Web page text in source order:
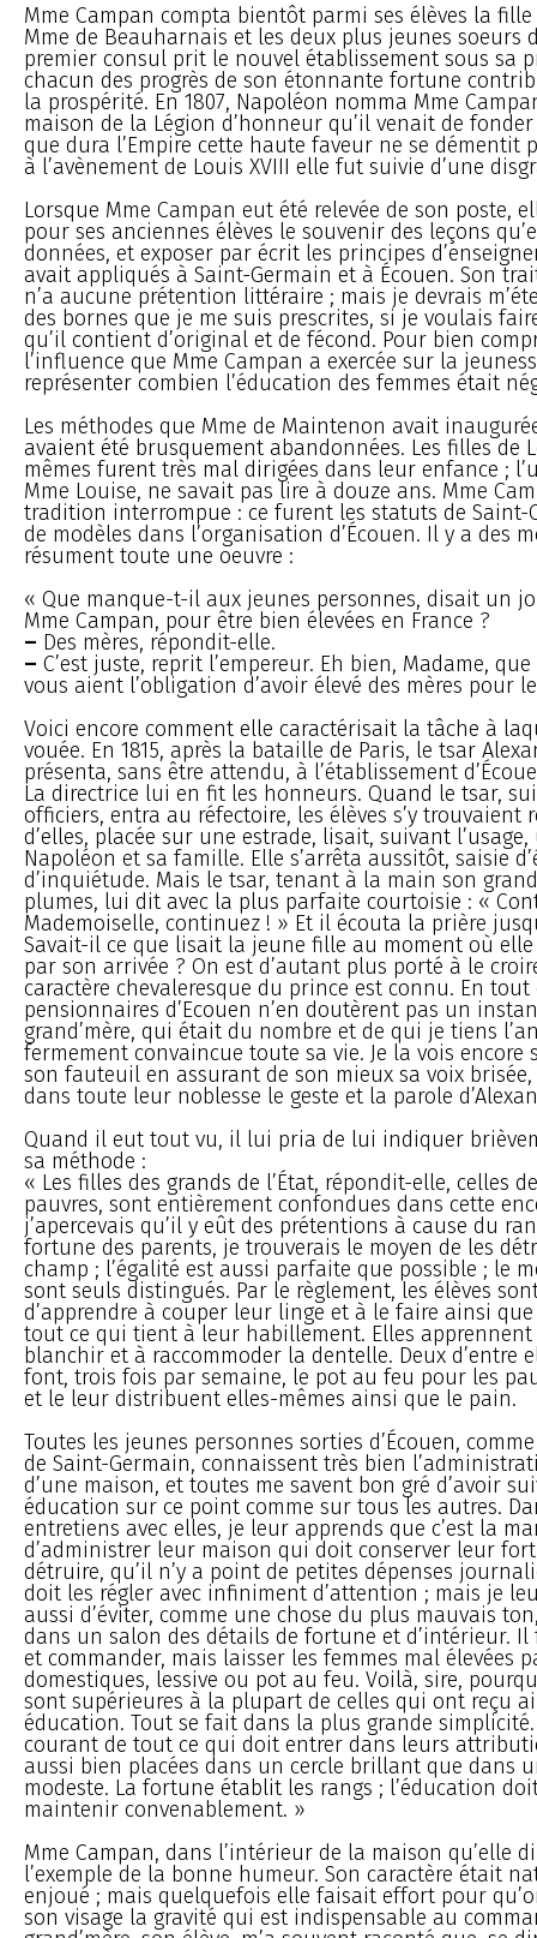
Mme Campan compta bientôt parmi ses élèves la
Mme de Beauharnais et les deux plus jeunes soeurs
premier consul prit le nouvel établissement sous sa
chacun des progrès de son étonnante fortune
la prospérité. En 1807, Napoléon nomma Mme
maison de la Légion d’honneur qu’il venait de
que dura l’Empire cette haute faveur ne se démentit
à l’avènement de Louis XVIII elle fut suivie d’une
Lorsque Mme Campan eut été relevée de son poste,
pour ses anciennes élèves le souvenir des leçons
données, et exposer par écrit les principes
avait appliqués à Saint-Germain et à Écouen. Son
n’a aucune prétention littéraire ; mais je devrais
des bornes que je me suis prescrites, si je voulais
qu’il contient d’original et de fécond. Pour bien
l’influence que Mme Campan a exercée sur la
représenter combien l’éducation des femmes était
Les méthodes que Mme de Maintenon avait
avaient été brusquement abandonnées. Les filles de
mêmes furent très mal dirigées dans leur enfance ;
Mme Louise, ne savait pas lire à douze ans. Mme
tradition interrompue : ce furent les statuts de Saint-
de modèles dans l’organisation d’Écouen. Il y a des
résument toute une oeuvre :
« Que manque-t-il aux jeunes personnes, disait un
Mme Campan, pour être bien élevées en France ?
– Des mères, répondit-elle.
– C’est juste, reprit l’empereur. Eh bien, Madame,
vous aient l’obligation d’avoir élevé des mères pour
Voici encore comment elle caractérisait la tâche à
vouée. En 1815, après la bataille de Paris, le tsar
présenta, sans être attendu, à l’établissement
La directrice lui en fit les honneurs. Quand le tsar,
officiers, entra au réfectoire, les élèves s’y trouvaient
d’elles, placée sur une estrade, lisait, suivant
Napoléon et sa famille. Elle s’arrêta aussitôt, saisie
d’inquiétude. Mais le tsar, tenant à la main son
plumes, lui dit avec la plus parfaite courtoisie : «
Mademoiselle, continuez ! » Et il écouta la prière
Savait-il ce que lisait la jeune fille au moment où
par son arrivée ? On est d’autant plus porté à le
caractère chevaleresque du prince est connu. En tout
pensionnaires d’Ecouen n’en doutèrent pas un
grand’mère, qui était du nombre et de qui je tiens
fermement convaincue toute sa vie. Je la vois encore
son fauteuil en assurant de son mieux sa voix
dans toute leur noblesse le geste et la parole
Quand il eut tout vu, il lui pria de lui indiquer
sa méthode :
« Les filles des grands de l’État, répondit-elle, celles
pauvres, sont entièrement confondues dans cette
j’apercevais qu’il y eût des prétentions à cause du
fortune des parents, je trouverais le moyen de les
champ ; l’égalité est aussi parfaite que possible ; le
sont seuls distingués. Par le règlement, les élèves
d’apprendre à couper leur linge et à le faire ainsi
tout ce qui tient à leur habillement. Elles apprennent
blanchir et à raccommoder la dentelle. Deux d’entre
font, trois fois par semaine, le pot au feu pour les
et le leur distribuent elles-mêmes ainsi que le pain.
Toutes les jeunes personnes sorties d’Écouen,
de Saint-Germain, connaissent très bien
d’une maison, et toutes me savent bon gré d’avoir
éducation sur ce point comme sur tous les autres.
entretiens avec elles, je leur apprends que c’est la
d’administrer leur maison qui doit conserver leur
détruire, qu’il n’y a point de petites dépenses
doit les régler avec infiniment d’attention ; mais je
aussi d’éviter, comme une chose du plus mauvais
dans un salon des détails de fortune et d’intérieur.
et commander, mais laisser les femmes mal élevées
domestiques, lessive ou pot au feu. Voilà, sire,
sont supérieures à la plupart de celles qui ont reçu
éducation. Tout se fait dans la plus grande
courant de tout ce qui doit entrer dans leurs
aussi bien placées dans un cercle brillant que dans
modeste. La fortune établit les rangs ; l’éducation
maintenir convenablement. »
Mme Campan, dans l’intérieur de la maison qu’elle
l’exemple de la bonne humeur. Son caractère était
enjoué ; mais quelquefois elle faisait effort pour
son visage la gravité qui est indispensable au